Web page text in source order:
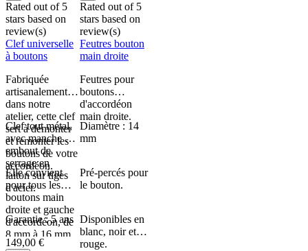
Rated out of 5
stars based on
review(s)
Clef universelle
à boutons
Fabriquée
artisanalement
dans notre
atelier, cette clef
sert à démonter
et remonter les
boutons de votre
accordéon.
Clef tout métal,
avec manche et
embout de
serrage en
laiton sur tiges
d'acier.
Elle convient
pour tous les
boutons main
droite et gauche
d'accordéon, de
8 mm à 16 mm.
Garantie : 5 ans
149,00 €
Rated out of 5
stars based on
review(s)
Feutres bouton
main droite
Feutres pour
boutons
d'accordéon
main droite.
Diamètre : 14
mm
Pré-percés pour
le bouton.
Disponibles en
blanc, noir et
rouge.